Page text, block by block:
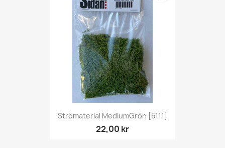
Strömaterial MediumGrön [5111]
22,00 kr